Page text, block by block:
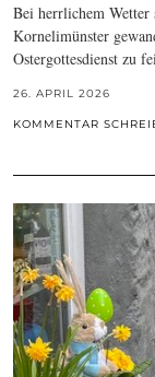
Bei herrlichem Wetter
Kornelimünster
Ostergottesdienst zu
26. APRIL 2026
KOMMENTAR